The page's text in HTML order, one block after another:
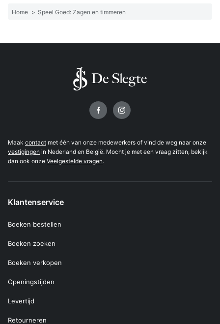
Home > Speel Goed: Zagen en timmeren
Maak contact met één van onze medewerkers of vind de weg naar onze
vestigingen in Nederland en België. Mocht je met een vraag zitten, bekijk
dan ook onze Veelgestelde vragen.
Klantenservice
Boeken bestellen
Boeken zoeken
Boeken verkopen
Openingstijden
Levertijd
Retourneren